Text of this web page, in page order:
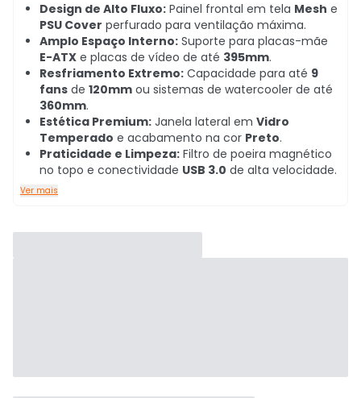
Design de Alto Fluxo: Painel frontal em tela Mesh e
PSU Cover perfurado para ventilação máxima.
Amplo Espaço Interno: Suporte para placas-mãe
E-ATX e placas de vídeo de até 395mm.
Resfriamento Extremo: Capacidade para até 9
fans de 120mm ou sistemas de watercooler de até
360mm.
Estética Premium: Janela lateral em Vidro
Temperado e acabamento na cor Preto.
Praticidade e Limpeza: Filtro de poeira magnético
no topo e conectividade USB 3.0 de alta velocidade.
Ver mais